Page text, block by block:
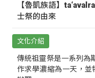
【魯凱族語】
士祭的由來
文化介紹
傳統祖靈祭是一系列為
作求學濃縮為一天，並